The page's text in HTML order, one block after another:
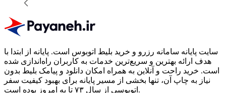
سایت پایانه سامانه رزرو و خرید بلیط اتوبوس است. پایانه از ابتدا با
هدف ارائه بهترین و سریع‌ترین خدمات به کاربران راه‌اندازی شده
است. خرید راحت و آنلاین به همراه امکان دانلود و پیامک بلیط بدون
نیاز به چاپ آن، تنها بخشی از مسیر پایانه برای بهبود کیفیت سفر
اتوبوسی از سال ۷۳ تا به امروز بوده است.